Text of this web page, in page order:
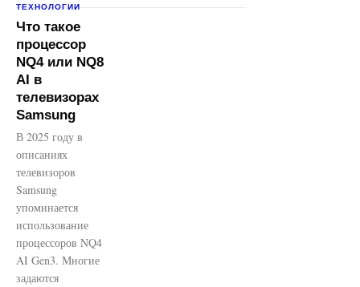
ТЕХНОЛОГИИ
Что такое
процессор
NQ4 или NQ8
AI в
телевизорах
Samsung
В 2025 году в
описаниях
телевизоров
Samsung
упоминается
использование
процессоров NQ4
AI Gen3. Многие
задаются